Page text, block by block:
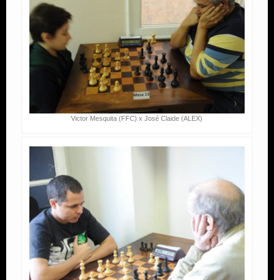
Victor Mesquita (FFC) x José Claide (ALEX)